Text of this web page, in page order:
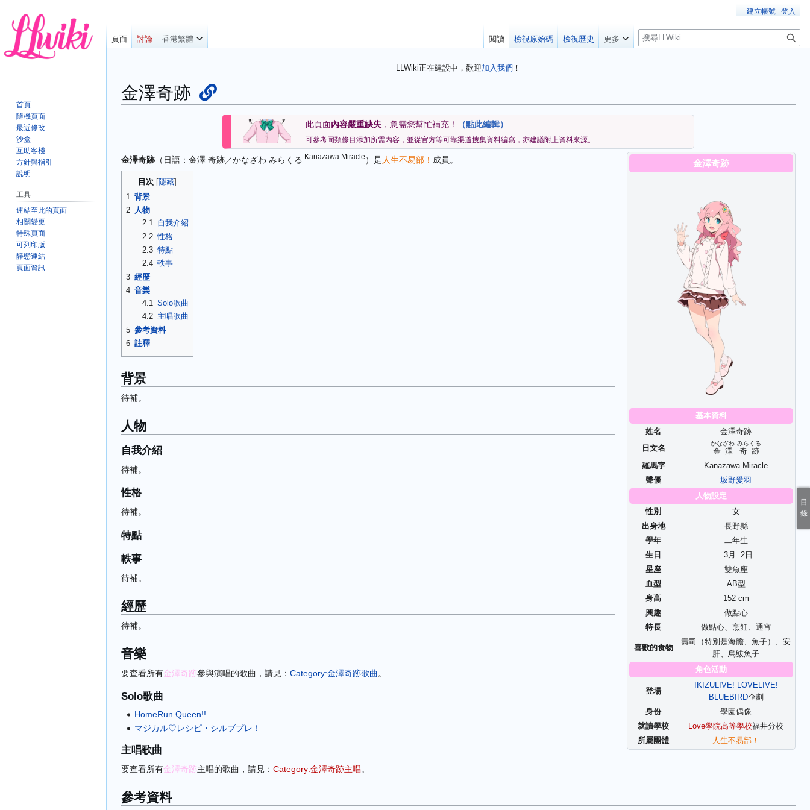
LLWiki正在建設中，歡迎加入我們 ！
金澤奇跡
覽
尋
此頁面內容嚴重缺失 ，急需您幫忙補充！ （點此編輯）
可參考同類條目添加所需內容，並從官方等可靠渠道搜集資料編寫，亦建議附上資料來源。
金澤奇跡
基本資料
姓名
金澤奇跡
日文名
金澤
かなざわ
奇跡
みらくる
羅馬字
Kanazawa Miracle
聲優
坂野愛羽
人物設定
性別
女
出身地
長野縣
學年
二年生
生日
3月 2日
星座
雙魚座
血型
AB型
身高
152 cm
興趣
做點心
特長
做點心、烹飪、通宵
喜歡的食物
壽司（特別是海膽、魚子）、安
肝、烏鮁魚子
角色活動
登場
IKIZULIVE! LOVELIVE!
BLUEBIRD企劃
身份
學園偶像
就讀學校
Love學院高等學校福井分校
所屬團體
人生不易部！
金澤奇跡 （日語： 金澤 奇跡／かなざわ みらくる Kanazawa Miracle ）是 人生不易部！ 成員。
目次
1 背景
2 人物
2.1 自我介紹
2.2 性格
2.3 特點
2.4 軼事
3 經歷
4 音樂
4.1 Solo歌曲
4.2 主唱歌曲
5 參考資料
6 註釋
背景
待補。
人物
自我介紹
待補。
性格
待補。
特點
軼事
待補。
經歷
待補。
音樂
要查看所有金澤奇跡參與演唱的歌曲，請見： Category:金澤奇跡歌曲 。
Solo歌曲
HomeRun Queen!!
マジカル♡レシピ・シルブプレ！
主唱歌曲
要查看所有金澤奇跡主唱的歌曲，請見： Category:金澤奇跡主唱。
參考資料
建立帳號 登入
頁面 討論 香港繁體 閱讀 檢視原始碼 檢視歷史 更多
搜
尋
首頁
隨機頁面
最近修改
沙盒
互助客棧
方針與指引
說明
工具
連結至此的頁面
相關變更
特殊頁面
可列印版
靜態連結
頁面資訊